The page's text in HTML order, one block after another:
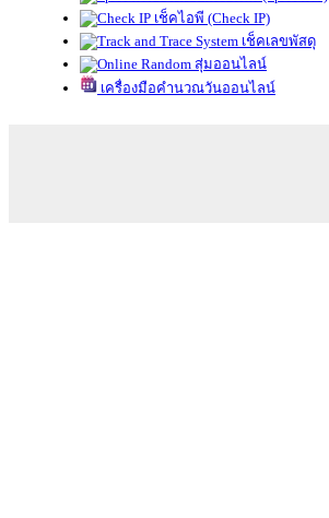
เช็คไอพี (Check IP)
เช็คเลขพัสดุ
สุ่มออนไลน์
เครื่องมือคำนวณวันออนไลน์